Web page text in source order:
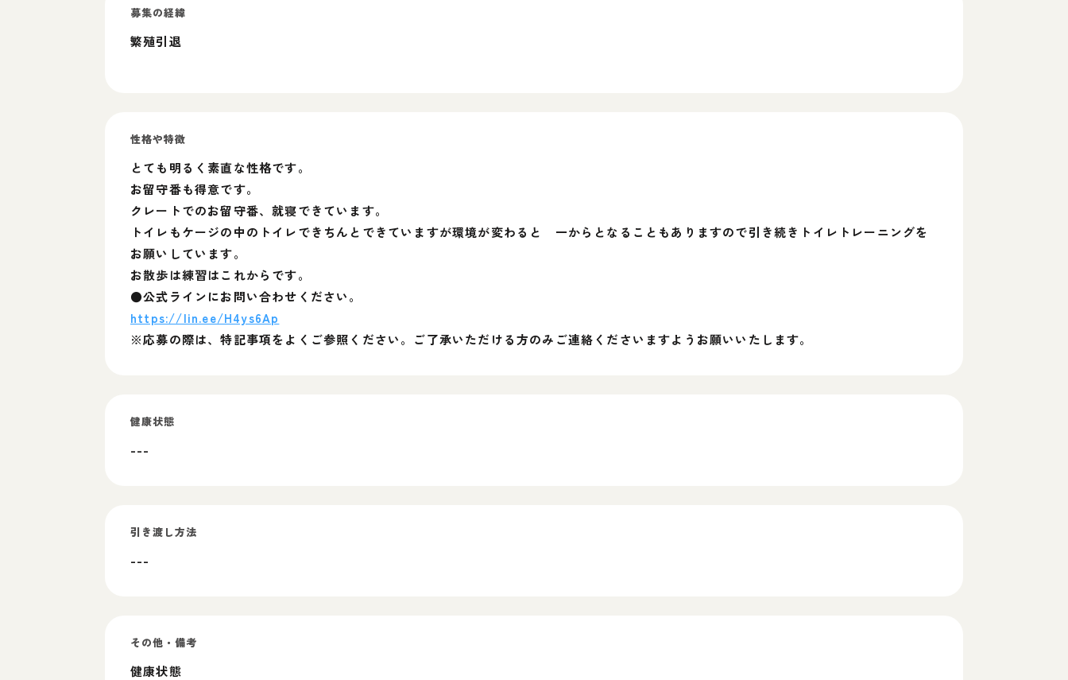
募集の経緯
繁殖引退
性格や特徴
とても明るく素直な性格です。
お留守番も得意です。
クレートでのお留守番、就寝できています。
トイレもケージの中のトイレできちんとできていますが環境が変わると 一からとなることもありますので引き続きトイレトレーニングを
お願いしています。
お散歩は練習はこれからです。
●公式ラインにお問い合わせください。
https://lin.ee/H4ys6Ap
※応募の際は、特記事項をよくご参照ください。ご了承いただける方のみご連絡くださいますようお願いいたします。
健康状態
---
引き渡し方法
---
その他・備考
健康状態